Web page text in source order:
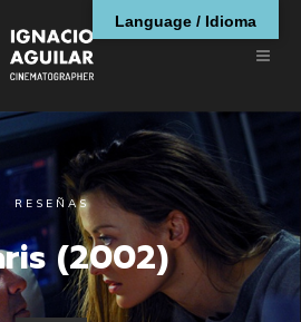
RESEÑAS
(2002)
Language / Idioma